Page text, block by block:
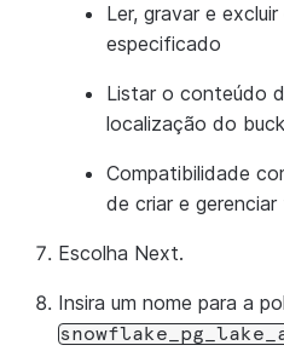
{
"Effect"
"Action":
],
"Resource":
Ler, gravar e
especificado
Listar o conteúdo
localização do
Compatibilidade
de criar e
Escolha Next.
Insira um nome para a